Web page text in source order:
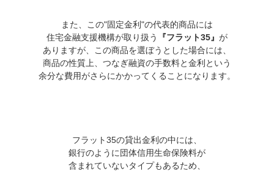
また、この"固定金利"の代表的商品には
住宅金融支援機構が取り扱う
『フラット35』 が
ありますが、この商品を選ぼうとした場合には、
商品の性質上、つなぎ融資の手数料と金利という
余分な費用がさらにかかってくることになります。
フラット35の貸出金利の中には、
銀行のように団体信用生命保険料が
含まれていないタイプもあるため、